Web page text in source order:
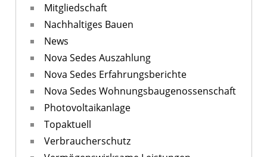
Mitgliedschaft
Nachhaltiges Bauen
News
Nova Sedes Auszahlung
Nova Sedes Erfahrungsberichte
Nova Sedes Wohnungsbaugenossenschaft
Photovoltaikanlage
Topaktuell
Verbraucherschutz